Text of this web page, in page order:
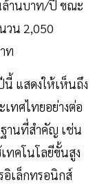
ล้านบาท/ปี ขณะ
วน 2,050
ท
นี้ แสดงให้เห็นถึง
ทศไทยอย่างต่อ
ฐานที่สำคัญ เช่น
ทคโนโลยีขั้นสูง
อิเล็กทรอนิกส์